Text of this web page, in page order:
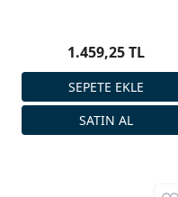
1.459,25 TL